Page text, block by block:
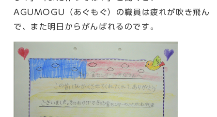
AGUMOGU（あぐもぐ）の職員は疲れが吹き飛ん
で、また明日からがんばれるのです。